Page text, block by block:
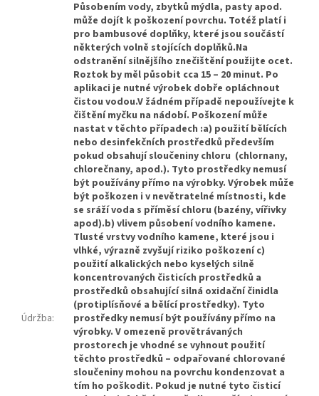
Údržba:
Působením vody, zbytků mýdla, pasty apod.
může dojít k poškození povrchu. Totéž platí i
pro bambusové doplňky, které jsou součástí
některých volně stojících doplňků.Na
odstranění silnějšího znečištění použijte ocet.
Roztok by měl působit cca 15 – 20 minut. Po
aplikaci je nutné výrobek dobře opláchnout
čistou vodou.V žádném případě nepoužívejte k
čištění myčku na nádobí. Poškození může
nastat v těchto případech :a) použití bělících
nebo desinfekčních prostředků především
pokud obsahují sloučeniny chloru (chlornany,
chlorečnany, apod.). Tyto prostředky nemusí
být používány přímo na výrobky. Výrobek může
být poškozen i v nevětratelné místnosti, kde
se sráží voda s příměsí chloru (bazény, vířivky
apod).b) vlivem působení vodního kamene.
Tlusté vrstvy vodního kamene, které jsou i
vlhké, výrazně zvyšují riziko poškození c)
použití alkalických nebo kyselých silně
koncentrovaných čisticích prostředků a
prostředků obsahující silná oxidační činidla
(protiplísňové a bělící prostředky). Tyto
prostředky nemusí být používány přímo na
výrobky. V omezeně provětrávaných
prostorech je vhodné se vyhnout použití
těchto prostředků – odpařované chlorované
sloučeniny mohou na povrchu kondenzovat a
tím ho poškodit. Pokud je nutné tyto čisticí